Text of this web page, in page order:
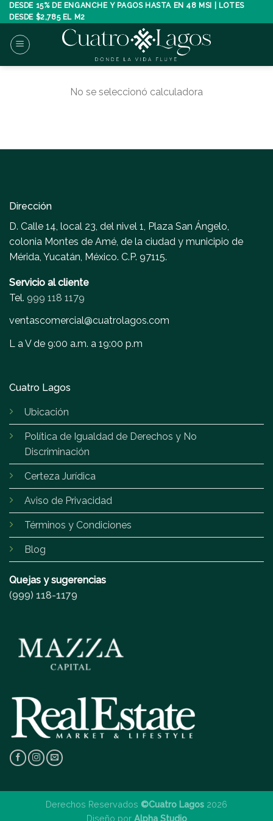
Skip
to
content
DESDE 15% DE ENGANCHE Y PAGOS HASTA EN 48 MSI | LOTES
DESDE $2,785 EL M2
No se seleccionó calculadora
Dirección
D. Calle 14, local 23, del nivel 1, Plaza San Ángelo,
colonia Montes de Amé, de la ciudad y municipio de
Mérida, Yucatán, México. C.P. 97115.
Servicio al cliente
Tel. 999 118 1179
ventascomercial@cuatrolagos.com
L a V de 9:00 a.m. a 19:00 p.m
Cuatro Lagos
Ubicación
Política de Igualdad de Derechos y No
Discriminación
Certeza Jurídica
Aviso de Privacidad
Términos y Condiciones
Blog
Quejas y sugerencias
(999) 118-1179
Derechos Reservados ©Cuatro Lagos 2026
Diseño por Alpha Studio